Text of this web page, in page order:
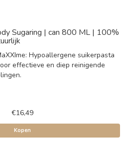
Sugaring | can 800 ML | 100%
Hypoallergene suikerpasta
effectieve en diep reinigende
€16,49
Kopen